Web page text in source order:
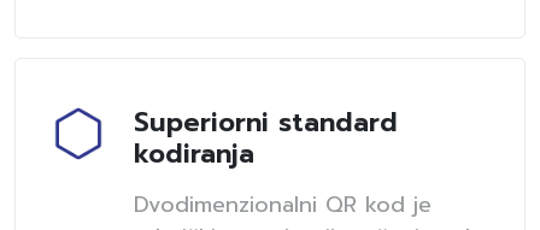
Superiorni standard
kodiranja
Dvodimenzionalni QR kod je